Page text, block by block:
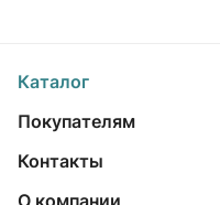
Каталог
Покупателям
Контакты
О компании